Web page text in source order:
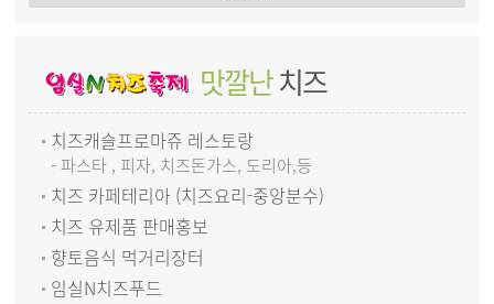
맛깔난치즈
치즈캐슬프로마쥬 레스토랑
- 파스타 , 피자, 치즈돈가스, 도리아,등
치즈 카페테리아 (치즈요리-중앙분수)
치즈 유제품 판매홍보
향토음식 먹거리장터
임실N치즈푸드